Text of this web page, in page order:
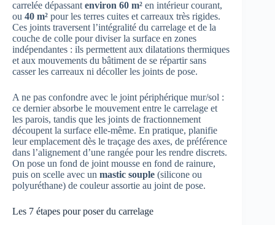
carrelée dépassant environ 60 m² en intérieur courant,
ou 40 m² pour les terres cuites et carreaux très rigides.
Ces joints traversent l’intégralité du carrelage et de la
couche de colle pour diviser la surface en zones
indépendantes : ils permettent aux dilatations thermiques
et aux mouvements du bâtiment de se répartir sans
casser les carreaux ni décoller les joints de pose.
A ne pas confondre avec le joint périphérique mur/sol :
ce dernier absorbe le mouvement entre le carrelage et
les parois, tandis que les joints de fractionnement
découpent la surface elle-même. En pratique, planifie
leur emplacement dès le traçage des axes, de préférence
dans l’alignement d’une rangée pour les rendre discrets.
On pose un fond de joint mousse en fond de rainure,
puis on scelle avec un mastic souple (silicone ou
polyuréthane) de couleur assortie au joint de pose.
Les 7 étapes pour poser du carrelage